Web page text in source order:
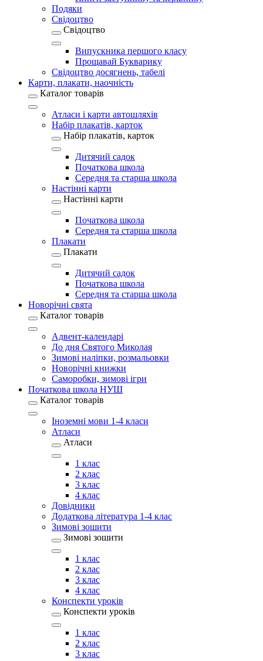
Подяки
Свідоцтво
Свідоцтво
Випускника першого класу
Прощавай Букварику
Свідоцтво досягнень, табелі
Карти, плакати, наочність
Каталог товарів
Атласи і карти автошляхів
Набір плакатів, карток
Набір плакатів, карток
Дитячий садок
Початкова школа
Середня та старша школа
Настінні карти
Настінні карти
Початкова школа
Середня та старша школа
Плакати
Плакати
Дитячий садок
Початкова школа
Середня та старша школа
Новорічні свята
Каталог товарів
Адвент-календарі
До дня Святого Миколая
Зимові наліпки, розмальовки
Новорічні книжки
Саморобки, зимові ігри
Початкова школа НУШ
Каталог товарів
Іноземні мови 1-4 класи
Атласи
Атласи
1 клас
2 клас
3 клас
4 клас
Довідники
Додаткова література 1-4 клас
Зимові зошити
Зимові зошити
1 клас
2 клас
3 клас
4 клас
Конспекти уроків
Конспекти уроків
1 клас
2 клас
3 клас